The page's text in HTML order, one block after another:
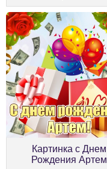
Картинка с Днем
Рождения Артем